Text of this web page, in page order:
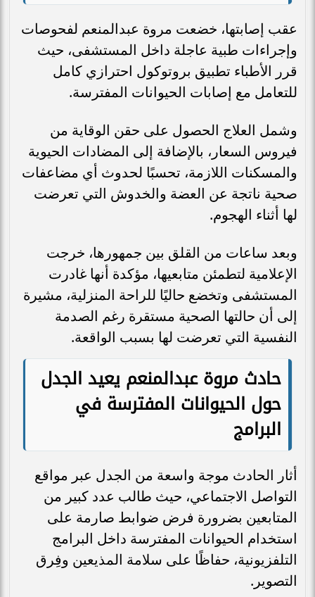
عقب إصابتها، خضعت مروة عبدالمنعم لفحوصات
وإجراءات طبية عاجلة داخل المستشفى، حيث
قرر الأطباء تطبيق بروتوكول احترازي كامل
للتعامل مع إصابات الحيوانات المفترسة.
وشمل العلاج الحصول على حقن الوقاية من
فيروس السعار، بالإضافة إلى المضادات الحيوية
والمسكنات اللازمة، تحسبًا لحدوث أي مضاعفات
صحية ناتجة عن العضة والخدوش التي تعرضت
لها أثناء الهجوم.
وبعد ساعات من القلق بين جمهورها، خرجت
الإعلامية لتطمئن متابعيها، مؤكدة أنها غادرت
المستشفى وتخضع حاليًا للراحة المنزلية، مشيرة
إلى أن حالتها الصحية مستقرة رغم الصدمة
النفسية التي تعرضت لها بسبب الواقعة.
حادث مروة عبدالمنعم يعيد الجدل
حول الحيوانات المفترسة في
البرامج
أثار الحادث موجة واسعة من الجدل عبر مواقع
التواصل الاجتماعي، حيث طالب عدد كبير من
المتابعين بضرورة فرض ضوابط صارمة على
استخدام الحيوانات المفترسة داخل البرامج
التلفزيونية، حفاظًا على سلامة المذيعين وفِرق
التصوير.